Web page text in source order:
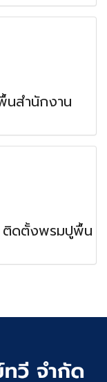
สำนักงาน
ติดตั้งพรมปูพื้น